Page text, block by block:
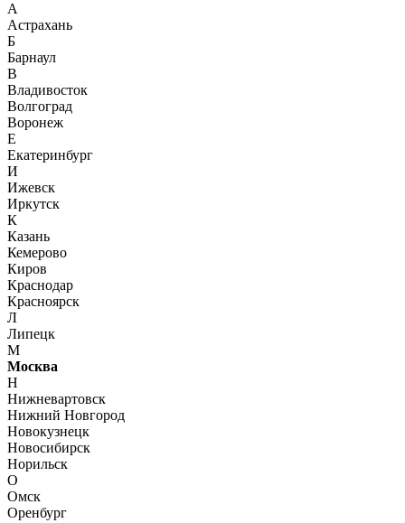
А
Астрахань
Б
Барнаул
В
Владивосток
Волгоград
Воронеж
Е
Екатеринбург
И
Ижевск
Иркутск
К
Казань
Кемерово
Киров
Краснодар
Красноярск
Л
Липецк
М
Москва
Н
Нижневартовск
Нижний Новгород
Новокузнецк
Новосибирск
Норильск
О
Омск
Оренбург